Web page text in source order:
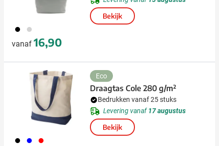
001 027
vanaf 16,90
Bekijk
001 005 008
Eco
Draagtas Cole 280 g/m²
Bedrukken vanaf 25 stuks
Levering vanaf17 augustus
Bekijk